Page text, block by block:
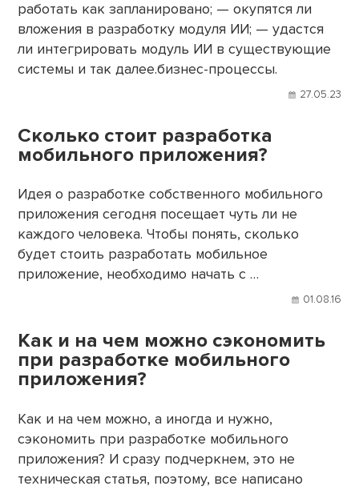
работать как запланировано; — окупятся ли
вложения в разработку модуля ИИ; — удастся
ли интегрировать модуль ИИ в существующие
системы и так далее.бизнес-процессы.
27.05.23
Сколько стоит разработка
мобильного приложения?
Идея о разработке собственного мобильного
приложения сегодня посещает чуть ли не
каждого человека. Чтобы понять, сколько
будет стоить разработать мобильное
приложение, необходимо начать с …
01.08.16
Как и на чем можно сэкономить
при разработке мобильного
приложения?
Как и на чем можно, а иногда и нужно,
сэкономить при разработке мобильного
приложения? И сразу подчеркнем, это не
техническая статья, поэтому, все написано